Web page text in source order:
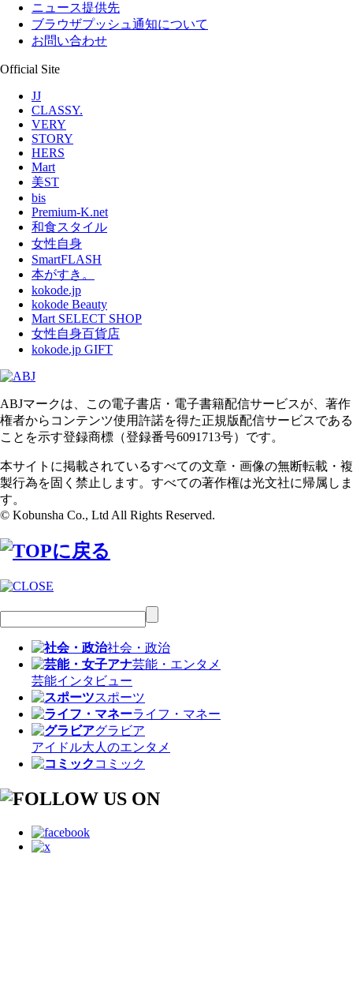
ニュース提供先
ブラウザプッシュ通知について
お問い合わせ
Official Site
JJ
CLASSY.
VERY
STORY
HERS
Mart
美ST
bis
Premium-K.net
和食スタイル
女性自身
SmartFLASH
本がすき。
kokode.jp
kokode Beauty
Mart SELECT SHOP
女性自身百貨店
kokode.jp GIFT
ABJマークは、この電子書店・電子書籍配信サービスが、著作
権者からコンテンツ使用許諾を得た正規版配信サービスである
ことを示す登録商標（登録番号6091713号）です。
本サイトに掲載されているすべての文章・画像の無断転載・複
製行為を固く禁止します。すべての著作権は光文社に帰属しま
す。
© Kobunsha Co., Ltd All Rights Reserved.
社会・政治
芸能・エンタメ
芸能インタビュー
スポーツ
ライフ・マネー
グラビア
アイドル大人のエンタメ
コミック